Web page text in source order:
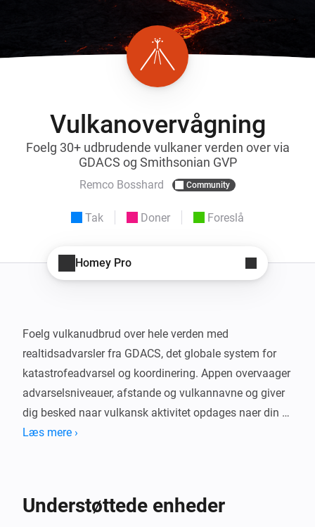
Vulkanovervågning
Foelg 30+ udbrudende vulkaner verden over via
GDACS og Smithsonian GVP
Remco Bosshard Community
Tak Doner Foreslå
Homey Pro
Foelg vulkanudbrud over hele verden med
realtidsadvarsler fra GDACS, det globale system for
katastrofeadvarsel og koordinering. Appen overvaager
advarselsniveauer, afstande og vulkannavne og giver
dig besked naar vulkansk aktivitet opdages naer din
placering. Automatiser smarthushandlinger baseret
Læs mere ›
Understøttede enheder